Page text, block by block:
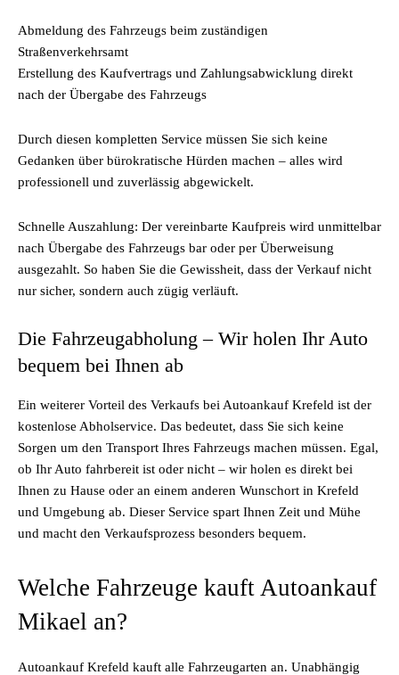
Abmeldung des Fahrzeugs beim zuständigen
Straßenverkehrsamt
Erstellung des Kaufvertrags und Zahlungsabwicklung direkt
nach der Übergabe des Fahrzeugs
Durch diesen kompletten Service müssen Sie sich keine
Gedanken über bürokratische Hürden machen – alles wird
professionell und zuverlässig abgewickelt.
Schnelle Auszahlung: Der vereinbarte Kaufpreis wird unmittelbar
nach Übergabe des Fahrzeugs bar oder per Überweisung
ausgezahlt. So haben Sie die Gewissheit, dass der Verkauf nicht
nur sicher, sondern auch zügig verläuft.
Die Fahrzeugabholung – Wir holen Ihr Auto
bequem bei Ihnen ab
Ein weiterer Vorteil des Verkaufs bei Autoankauf Krefeld ist der
kostenlose Abholservice. Das bedeutet, dass Sie sich keine
Sorgen um den Transport Ihres Fahrzeugs machen müssen. Egal,
ob Ihr Auto fahrbereit ist oder nicht – wir holen es direkt bei
Ihnen zu Hause oder an einem anderen Wunschort in Krefeld
und Umgebung ab. Dieser Service spart Ihnen Zeit und Mühe
und macht den Verkaufsprozess besonders bequem.
Welche Fahrzeuge kauft Autoankauf
Mikael an?
Autoankauf Krefeld kauft alle Fahrzeugarten an. Unabhängig